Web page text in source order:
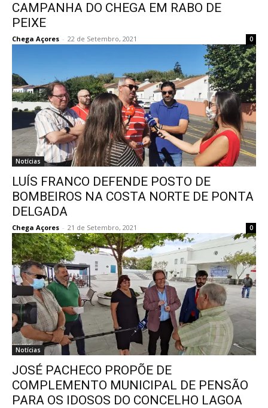
CAMPANHA DO CHEGA EM RABO DE
PEIXE
Chega Açores - 22 de Setembro, 2021 0
Notícias
LUÍS FRANCO DEFENDE POSTO DE
BOMBEIROS NA COSTA NORTE DE PONTA
DELGADA
Chega Açores - 21 de Setembro, 2021 0
Notícias
JOSÉ PACHECO PROPÕE DE
COMPLEMENTO MUNICIPAL DE PENSÃO
PARA OS IDOSOS DO CONCELHO LAGOA